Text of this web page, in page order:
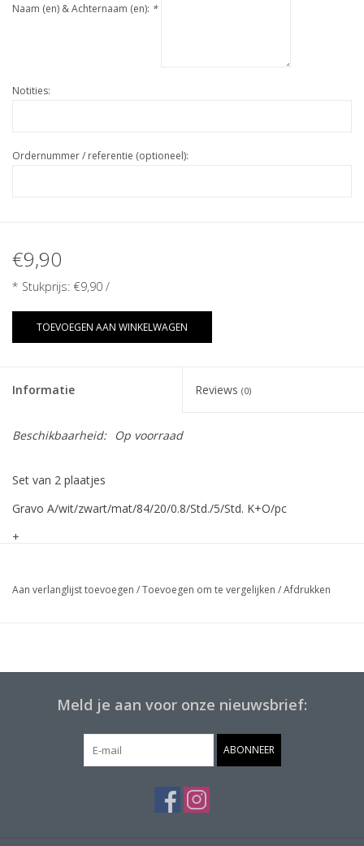
Naam (en) & Achternaam (en): *
Notities:
Ordernummer / referentie (optioneel):
€9,90
* Stukprijs: €9,90 /
TOEVOEGEN AAN WINKELWAGEN
Informatie Reviews (0)
Beschikbaarheid: Op voorraad
Set van 2 plaatjes
Gravo A/wit/zwart/mat/84/20/0.8/Std./5/Std. K+O/pc
+
Aan verlanglijst toevoegen /Toevoegen om te vergelijken /Afdrukken
Meld je aan voor onze nieuwsbrief:
ABONNEER